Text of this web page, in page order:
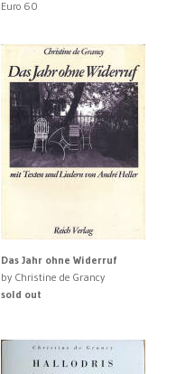
Euro 60
Das Jahr ohne Widerruf
by Christine de Grancy
sold out